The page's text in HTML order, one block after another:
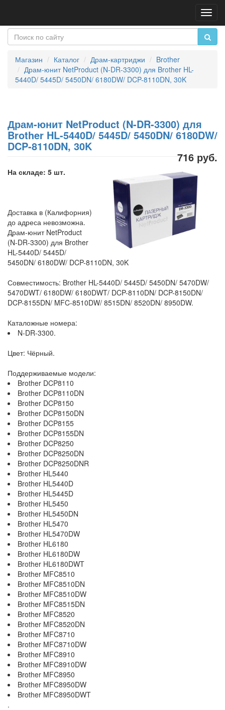
Магазин Каталог Драм-картриджи
Brother
Драм-юнит NetProduct (N-DR-3300) для Brother HL-
5440D/ 5445D/ 5450DN/ 6180DW/ DCP-8110DN, 30K
Драм-юнит NetProduct (N-DR-3300) для
Brother HL-5440D/ 5445D/ 5450DN/ 6180DW/
DCP-8110DN, 30K
716 руб.
На складе: 5 шт.
Доставка в (Калифорния)
до адреса невозможна.
Драм-юнит NetProduct
(N-DR-3300) для Brother
HL-5440D/ 5445D/
5450DN/ 6180DW/ DCP-8110DN, 30K
Совместимость: Brother HL-5440D/ 5445D/ 5450DN/ 5470DW/
5470DWT/ 6180DW/ 6180DWT/ DCP-8110DN/ DCP-8150DN/
DCP-8155DN/ MFC-8510DW/ 8515DN/ 8520DN/ 8950DW.
Каталожные номера:
N-DR-3300.
Цвет: Чёрный.
Поддерживаемые модели:
Brother DCP8110
Brother DCP8110DN
Brother DCP8150
Brother DCP8150DN
Brother DCP8155
Brother DCP8155DN
Brother DCP8250
Brother DCP8250DN
Brother DCP8250DNR
Brother HL5440
Brother HL5440D
Brother HL5445D
Brother HL5450
Brother HL5450DN
Brother HL5470
Brother HL5470DW
Brother HL6180
Brother HL6180DW
Brother HL6180DWT
Brother MFC8510
Brother MFC8510DN
Brother MFC8510DW
Brother MFC8515DN
Brother MFC8520
Brother MFC8520DN
Brother MFC8710
Brother MFC8710DW
Brother MFC8910
Brother MFC8910DW
Brother MFC8950
Brother MFC8950DW
Brother MFC8950DWT
.